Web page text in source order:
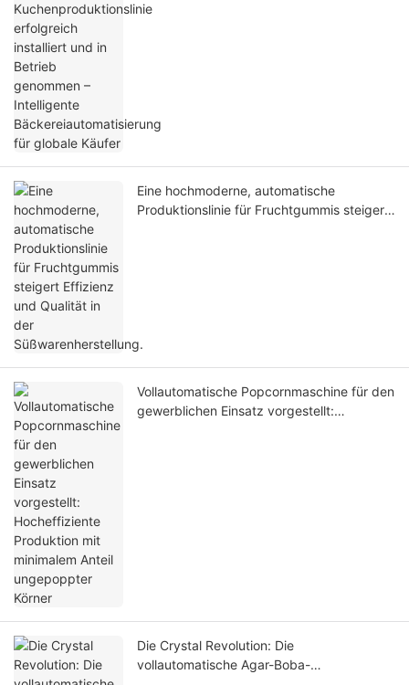
installiert und in Betrieb genommen –
Eine hochmoderne, automatische
Produktionslinie für Fruchtgummis steigert
Vollautomatische Popcornmaschine für den
gewerblichen Einsatz vorgestellt:
Die Crystal Revolution: Die
vollautomatische Agar-Boba-